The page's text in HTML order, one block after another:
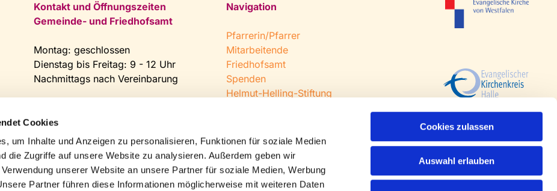
Cookies
um Inhalte und Anzeigen zu personalisieren, Funktionen für soziale Medien
die Zugriffe auf unsere Website zu analysieren. Außerdem geben wir
unserer Website an unsere Partner für soziale Medien, Werbung
Partner führen diese Informationen möglicherweise mit weiteren Daten
Cookies zulassen
Auswahl erlauben
Kontakt und Öffnungszeiten
Gemeinde- und Friedhofsamt
Montag: geschlossen
Dienstag bis Freitag: 9 - 12 Uhr
Nachmittags nach Vereinbarung
Fax: 0 52 04 / 25 65
Mail: gemeindeamt@kirche-
steinhagen.de
Navigation
Pfarrerin/Pfarrer
Mitarbeitende
Friedhofsamt
Spenden
Helmut-Helling-Stiftung